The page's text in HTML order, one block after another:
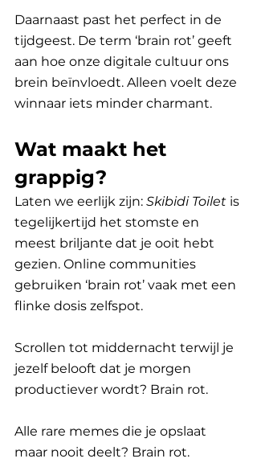
Daarnaast past het perfect in de
tijdgeest. De term ‘brain rot’ geeft
aan hoe onze digitale cultuur ons
brein beïnvloedt. Alleen voelt deze
winnaar iets minder charmant.
Wat maakt het
grappig?
Laten we eerlijk zijn: Skibidi Toilet is
tegelijkertijd het stomste en
meest briljante dat je ooit hebt
gezien. Online communities
gebruiken ‘brain rot’ vaak met een
flinke dosis zelfspot.
Scrollen tot middernacht terwijl je
jezelf belooft dat je morgen
productiever wordt? Brain rot.
Alle rare memes die je opslaat
maar nooit deelt? Brain rot.